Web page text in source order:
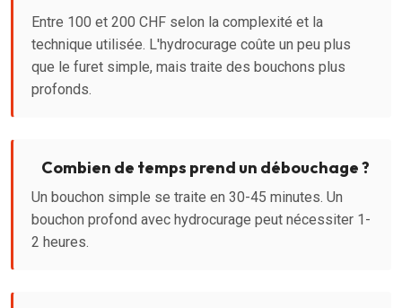
Entre 100 et 200 CHF selon la complexité et la
technique utilisée. L'hydrocurage coûte un peu plus
que le furet simple, mais traite des bouchons plus
profonds.
Combien de temps prend un débouchage ?
Un bouchon simple se traite en 30-45 minutes. Un
bouchon profond avec hydrocurage peut nécessiter 1-
2 heures.